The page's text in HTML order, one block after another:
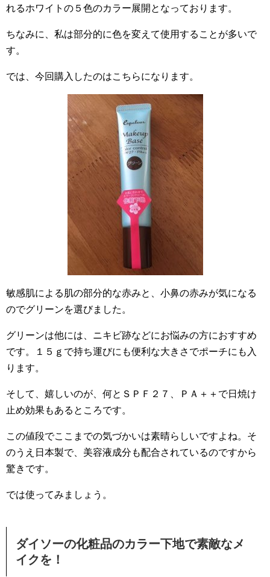
れるホワイトの５色のカラー展開となっております。
ちなみに、私は部分的に色を変えて使用することが多いで
す。
では、今回購入したのはこちらになります。
敏感肌による肌の部分的な赤みと、小鼻の赤みが気になる
のでグリーンを選びました。
グリーンは他には、ニキビ跡などにお悩みの方におすすめ
です。１５ｇで持ち運びにも便利な大きさでポーチにも入
ります。
そして、嬉しいのが、何とＳＰＦ２７、ＰＡ＋＋で日焼け
止め効果もあるところです。
この値段でここまでの気づかいは素晴らしいですよね。そ
のうえ日本製で、美容液成分も配合されているのですから
驚きです。
では使ってみましょう。
ダイソーの化粧品のカラー下地で素敵なメ
イクを！